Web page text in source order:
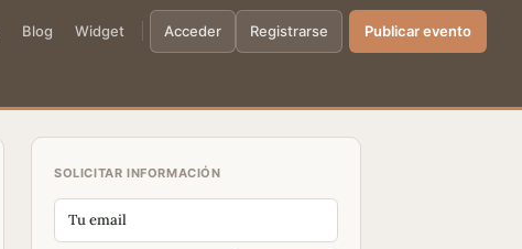
Blog Widget Acceder Registrarse Publicar evento
SOLICITAR INFORMACIÓN